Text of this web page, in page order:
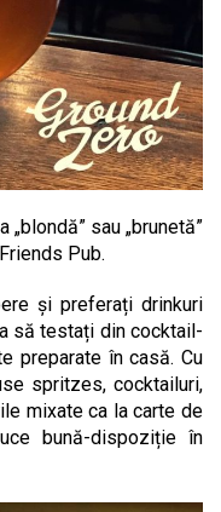
sau „brunetă”
Pub.
și preferați drinkuri
să testați din cocktail-
preparate în casă. Cu
spritzes, cocktailuri,
mixate ca la carte de
bună-dispoziție în